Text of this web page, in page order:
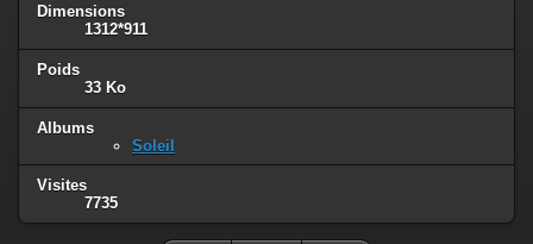
Dimensions
1312*911
Poids
33 Ko
Albums
Soleil
Visites
7735